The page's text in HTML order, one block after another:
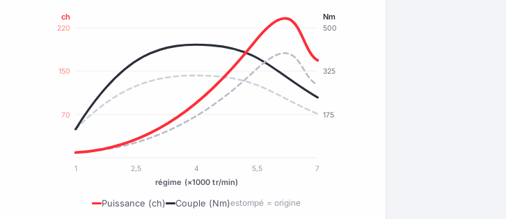
70
150
220
175
325
500
ch Nm
1 2,5 4 5,5 7
régime (×1000 tr/min)
Puissance (ch) Couple (Nm)estompé = origine